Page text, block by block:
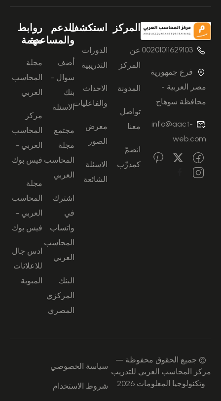
00201011629103
فرع جمهورية
مصر العربية -
محافظة سوهاج
info@aact-
web.com
المركز
عن
المركز
المدونة
تواصل
معنا
انضمّ
كمدرِّب
استكشف
الدورات
التدريبية
الاحداث
والفاعليات
معرض
الصور
الاسئلة
الشائعة
الدعم
والمساعدة
أضف
سوال -
بنك
الاسئلة
مجتمع
مجلة
المحاسب
العربي
اشترك
في
واتساب
المحاسب
العربي
البنك
المركزي
المصري
روابط
مهمة
مجلة
المحاسب
العربي
مركز
المحاسب
العربي -
فيس بوك
مجلة
المحاسب
العربي -
فيس بوك
ادس جال
للاعلانات
المبوبة
© جميع الحقوق محفوظة —
مركز المحاسب العربي للتدريب
وتكنولوجيا المعلومات 2026
سياسة الخصوصي
شروط الاستخدام